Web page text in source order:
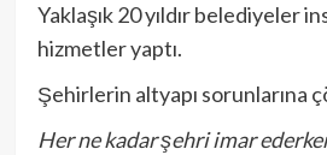
Yaklaşık 20 yıldır belediyeler
hizmetler yaptı.
Şehirlerin altyapı sorunlarına
Her ne kadar şehri imar